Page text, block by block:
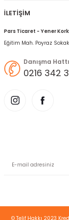
İLETİŞİM
Pars Ticaret - Yener
Eğitim Mah. Poyraz
Danışma Hattı
0216 342
© Telif Hakkı 2023